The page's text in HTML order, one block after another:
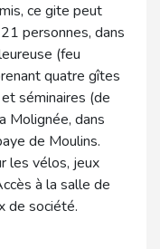
ce gite peut
personnes, dans
(feu
quatre gîtes
séminaires (de
Molignée, dans
de Moulins.
les vélos, jeux
à la salle de
de société.